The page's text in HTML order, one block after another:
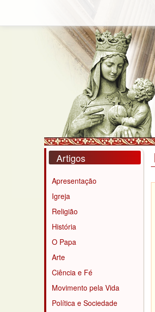
Artigos
Apresentação
Igreja
Religião
História
O Papa
Arte
Ciência e Fé
Movimento pela Vida
Política e Sociedade